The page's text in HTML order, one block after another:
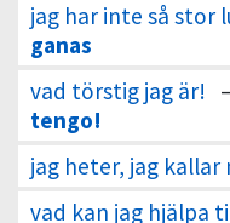
jag har inte så stor
ganas
vad törstig jag är! –
tengo!
jag heter, jag kallar
vad kan jag hjälpa